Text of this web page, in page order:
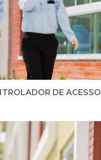
DE ACESSO